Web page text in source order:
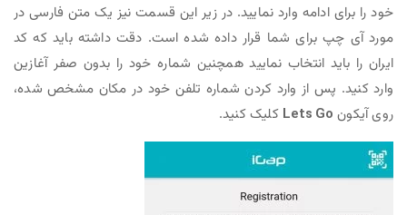
خود را برای ادامه وارد نمایید. در زیر این قسمت نیز یک متن فارسی در
مورد آی چپ برای شما قرار داده شده است. دقت داشته باید که کد
ایران را باید انتخاب نمایید همچنین شماره خود را بدون صفر آغازین
وارد کنید. پس از وارد کردن شماره تلفن خود در مکان مشخص شده،
روی آیکون Lets Go کلیک کنید.